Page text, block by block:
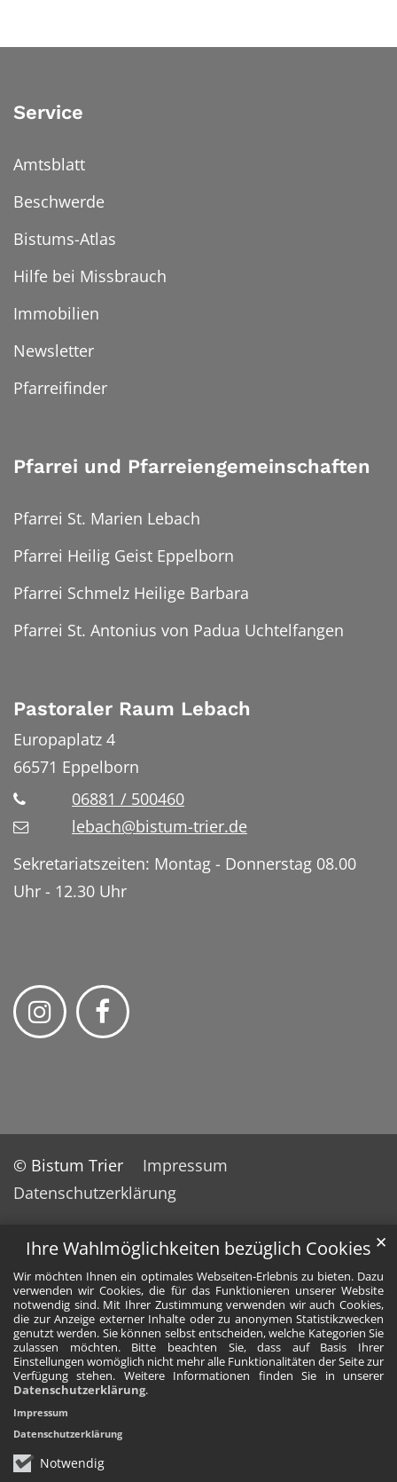
Ihre Wahlmöglichkeiten bezüglich Cookies
Wir möchten Ihnen ein optimales Webseiten-Erlebnis zu bieten. Dazu
verwenden wir Cookies, die für das Funktionieren unserer Website
notwendig sind. Mit Ihrer Zustimmung verwenden wir auch Cookies,
die zur Anzeige externer Inhalte oder zu anonymen Statistikzwecken
genutzt werden. Sie können selbst entscheiden, welche Kategorien Sie
zulassen möchten. Bitte beachten Sie, dass auf Basis Ihrer
Einstellungen womöglich nicht mehr alle Funktionalitäten der Seite zur
Verfügung stehen. Weitere Informationen finden Sie in unserer
Datenschutzerklärung.
Notwendig
✕
Impressum
Datenschutzerklärung
Service
Amtsblatt
Beschwerde
Bistums-Atlas
Hilfe bei Missbrauch
Immobilien
Newsletter
Pfarreifinder
Pfarrei und Pfarreiengemeinschaften
Pfarrei St. Marien Lebach
Pfarrei Heilig Geist Eppelborn
Pfarrei Schmelz Heilige Barbara
Pfarrei St. Antonius von Padua Uchtelfangen
Pastoraler Raum Lebach
Europaplatz 4
66571 Eppelborn
06881 / 500460
lebach@bistum-trier.de
Sekretariatszeiten: Montag - Donnerstag 08.00
Uhr - 12.30 Uhr
© Bistum Trier
Impressum
Datenschutzerklärung